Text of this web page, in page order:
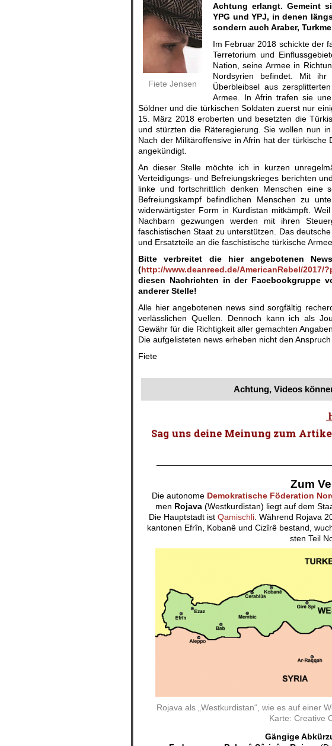
Fiete Jensen
Achtung erlangt. Gemeint
YPG und YPJ, in denen
sondern auch Araber,
Im Februar 2018 schickte der
Terretorium und
Nation, seine Armee in
Nordsyrien befindet. Mit ihr
Überbleibsel aus
Armee. In Afrin trafen sie
Söldner und die türkischen Soldaten zuerst nur
15. März 2018 eroberten und besetzten die
und stürzten die Räteregierung. Sie wollen nun
Nach der Militäroffensive in Afrin hat der
angekündigt.
An dieser Stelle möchte ich in kurzen
Verteidigungs- und Befreiungskrieges berichten
linke und fortschrittlich denken Menschen eine
Befreiungskampf befindlichen Menschen zu
widerwärtigster Form in Kurdistan mitkämpft.
Nachbarn gezwungen werden mit ihren
faschistischen Staat zu unterstützen. Das
und Ersatzteile an die faschistische türkische Armee.
Bitte verbreitet die hier angebotenen
(http://www.deanreed.de/AmericanRebel/2017/
diesen Nachrichten in der Facebookgruppe
anderer Stelle!
Alle hier angebotenen news sind sorgfältig
verlässlichen Quellen. Dennoch kann ich als
Gewähr für die Richtigkeit aller gemachten
Die aufgelisteten news erheben nicht den Anspruch
Fiete
Achtung, Videos
Zum
Die autonome Demokratische Föderation
men Rojava (Westkurdistan) liegt auf dem
Die Hauptstadt ist Qamischli . Während Rojava
kantonen Efrîn, Kobanê und Cizîrê bestand,
sten Teil
Rojava als „Westkurdistan“, wie es auf einer
Karte: Creative
Gängige